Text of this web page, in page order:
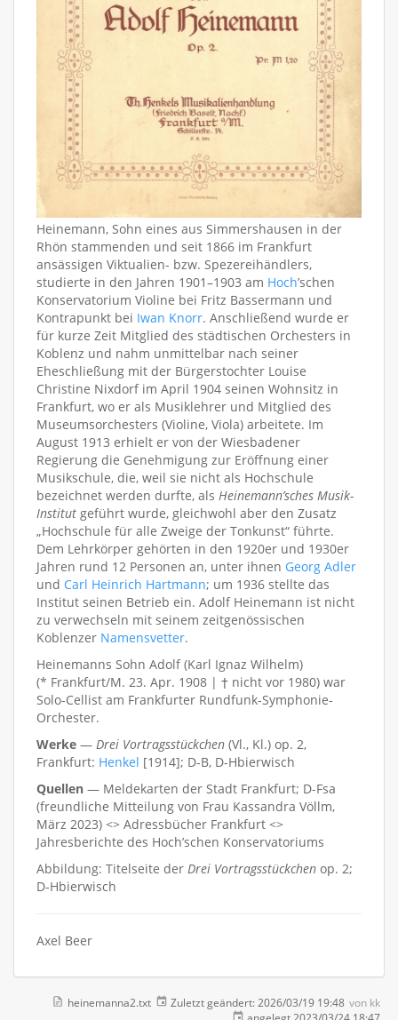
Heinemann, Sohn eines aus Simmershausen in der
Rhön stammenden und seit 1866 im Frankfurt
ansässigen Viktualien- bzw. Spezereihändlers,
studierte in den Jahren 1901–1903 am Hoch’schen
Konservatorium Violine bei Fritz Bassermann und
Kontrapunkt bei Iwan Knorr. Anschließend wurde er
für kurze Zeit Mitglied des städtischen Orchesters in
Koblenz und nahm unmittelbar nach seiner
Eheschließung mit der Bürgerstochter Louise
Christine Nixdorf im April 1904 seinen Wohnsitz in
Frankfurt, wo er als Musiklehrer und Mitglied des
Museumsorchesters (Violine, Viola) arbeitete. Im
August 1913 erhielt er von der Wiesbadener
Regierung die Genehmigung zur Eröffnung einer
Musikschule, die, weil sie nicht als Hochschule
bezeichnet werden durfte, als Heinemann’sches Musik-
Institut geführt wurde, gleichwohl aber den Zusatz
„Hochschule für alle Zweige der Tonkunst“ führte.
Dem Lehrkörper gehörten in den 1920er und 1930er
Jahren rund 12 Personen an, unter ihnen Georg Adler
und Carl Heinrich Hartmann; um 1936 stellte das
Institut seinen Betrieb ein. Adolf Heinemann ist nicht
zu verwechseln mit seinem zeitgenössischen
Koblenzer Namensvetter.
Heinemanns Sohn Adolf (Karl Ignaz Wilhelm)
(* Frankfurt/M. 23. Apr. 1908 | † nicht vor 1980) war
Solo-Cellist am Frankfurter Rundfunk-Symphonie-
Orchester.
Werke — Drei Vortragsstückchen (Vl., Kl.) op. 2,
Frankfurt: Henkel [1914]; D-B, D-Hbierwisch
Quellen — Meldekarten der Stadt Frankfurt; D-Fsa
(freundliche Mitteilung von Frau Kassandra Völlm,
März 2023) <> Adressbücher Frankfurt <>
Jahresberichte des Hoch’schen Konservatoriums
Abbildung: Titelseite der Drei Vortragsstückchen op. 2;
D-Hbierwisch
Axel Beer
heinemanna2.txt Zuletzt geändert: 2026/03/19 19:48 von kk
angelegt 2023/03/24 18:47